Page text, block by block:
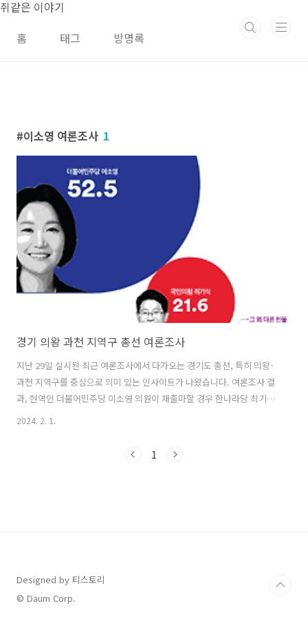
본문 바로가기
쥐같은 이야기
홈
태그 방명록
이소영 여론조사 1
경기 의왕 과천 지역구 총선 여론조사
지난 29일 실시된 최근 여론조사에서 다가오는 경기도 총선, 특히 의왕-
과천 지역구를 중심으로 의미 있는 인사이트가 나왔습니다. 여론조사 결
과, 현역인 더불어민주당 이소영 의원이 재출마할 경우 한나라당 최기식
지역위원장을 상대로 절반 이상의 득표율을 확보할 것으로 예상됐다. 이
후보와 오차범위 밖에서 경쟁할 것으로 보인다. 하지만 또 다른 후보로
2024. 2. 1.
1
Designed by 티스토리
© Daum Corp.